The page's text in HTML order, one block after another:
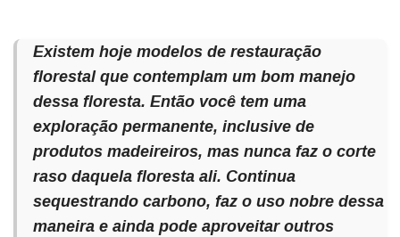
Existem hoje modelos de restauração
florestal que contemplam um bom manejo
dessa floresta. Então você tem uma
exploração permanente, inclusive de
produtos madeireiros, mas nunca faz o corte
raso daquela floresta ali. Continua
sequestrando carbono, faz o uso nobre dessa
maneira e ainda pode aproveitar outros